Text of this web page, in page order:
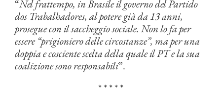
“Nel frattempo, in Brasile il governo del Partido
dos Trabalhadores, al potere già da 13 anni,
prosegue con il saccheggio sociale. Non lo fa per
essere “prigioniero delle circostanze”, ma per una
doppia e cosciente scelta della quale il PT e la sua
coalizione sono responsabili”.
* * * * *